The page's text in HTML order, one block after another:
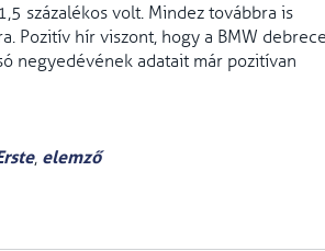
százalékos volt. Mindez továbbra is
Pozitív hír viszont, hogy a BMW
negyedévének adatait már pozitívan
, elemző